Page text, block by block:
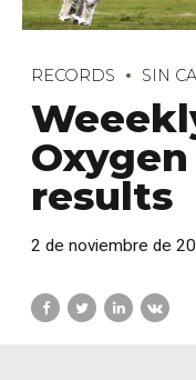
RECORDS SIN
results
2 de noviembre de